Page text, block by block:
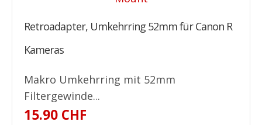
Retroadapter, Umkehrring 52mm für Canon R
Kameras
Makro Umkehrring mit 52mm
Filtergewinde...
15.90 CHF